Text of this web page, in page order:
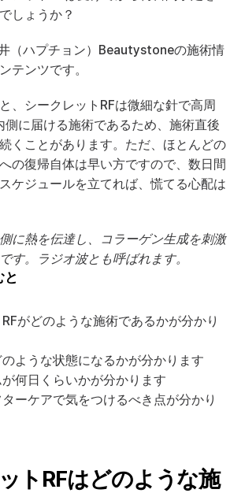
しょうか？
（ハプチョン）Beautystoneの施術情
テンツです。
、シークレットRFは微細な針で高周
に届ける施術であるため、施術直後
くことがあります。ただ、ほとんどの
の復帰自体は早い方ですので、数日間
ケジュールを立てれば、慌てる心配は
に熱を伝達し、コラーゲン生成を刺激
す。ラジオ波とも呼ばれます。
と
がどのような施術であるかが分かり
ような状態になるかが分かります
何日くらいかが分かります
ーケアで気をつけるべき点が分かり
トRFはどのような施